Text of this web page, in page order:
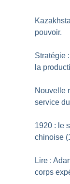
pouvoir.
Stratégie
la
Nouvelle
service
1920 : le
chinoise
Lire :
corps